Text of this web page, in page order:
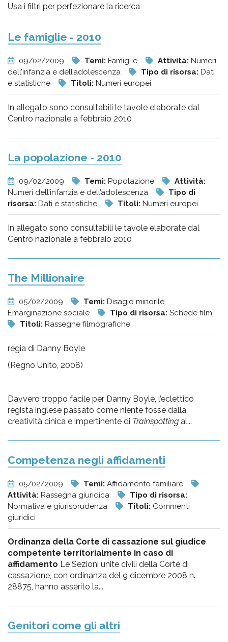
l'infanzia
e
l'adolescenza
Usa i filtri per perfezionare la ricerca
Le famiglie - 2010
09/02/2009 Temi: Famiglie Attività: Numeri
dell’infanzia e dell’adolescenza
Tipo di risorsa: Dati
e statistiche
Titoli: Numeri europei
In allegato sono consultabili le tavole elaborate dal
Centro nazionale a febbraio 2010
La popolazione - 2010
09/02/2009 Temi: Popolazione
Attività:
Numeri dell’infanzia e dell’adolescenza
Tipo di
risorsa: Dati e statistiche Titoli: Numeri europei
In allegato sono consultabili le tavole elaborate dal
Centro nazionale a febbraio 2010
The Millionaire
05/02/2009 Temi: Disagio minorile,
Emarginazione sociale
Tipo di risorsa: Schede film
Titoli: Rassegne filmografiche
regia di Danny Boyle
(Regno Unito, 2008)
Davvero troppo facile per Danny Boyle, l’eclettico
regista inglese passato come niente fosse dalla
creatività cinica e impertinente di Trainspotting al...
Competenza negli affidamenti
05/02/2009 Temi: Affidamento familiare
Attività: Rassegna giuridica
Tipo di risorsa:
Normativa e giurisprudenza
Titoli: Commenti
giuridici
Ordinanza della Corte di cassazione sul giudice
competente territorialmente in caso di
affidamento Le Sezioni unite civili della Corte di
cassazione, con ordinanza del 9 dicembre 2008 n.
28875, hanno asserito la...
Genitori come gli altri